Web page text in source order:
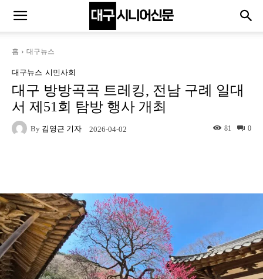
홈 대구뉴스
대구뉴스 시민사회
대구 방방곡곡 트레킹, 전남 구례 일대
서 제51회 탐방 행사 개최
By 김영근 기자 2026-04-02 0
81